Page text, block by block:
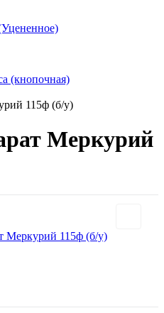
(кнопочная)
115ф (б/у)
Меркурий